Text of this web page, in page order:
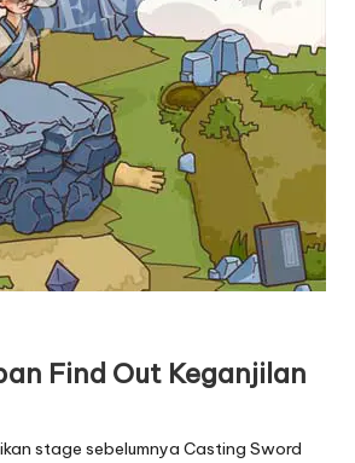
Find Out Keganjilan
stage sebelumnya Casting Sword